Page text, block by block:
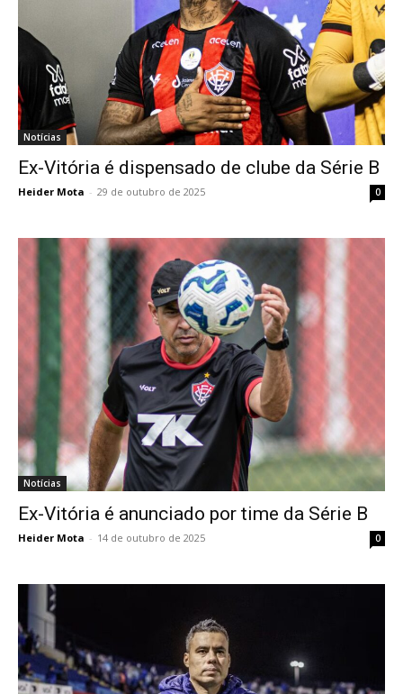
Notícias
Ex-Vitória é dispensado de clube da Série B
Heider Mota - 29 de outubro de 2025 0
Notícias
Ex-Vitória é anunciado por time da Série B
Heider Mota - 14 de outubro de 2025 0